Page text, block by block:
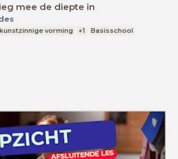
mee de diepte in
vorming +1
Basisschool